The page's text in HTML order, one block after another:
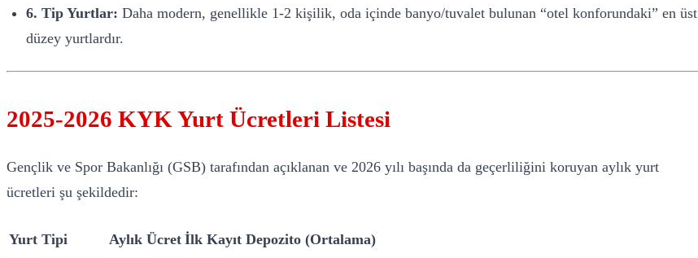
6. Tip Yurtlar: Daha modern, genellikle 1-2 kişilik, oda içinde banyo/tuvalet bulunan “otel konforundaki” en üst
düzey yurtlardır.
2025-2026 KYK Yurt Ücretleri Listesi
Gençlik ve Spor Bakanlığı (GSB) tarafından açıklanan ve 2026 yılı başında da geçerliliğini koruyan aylık yurt
ücretleri şu şekildedir:
Yurt Tipi Aylık Ücret İlk Kayıt Depozito (Ortalama)